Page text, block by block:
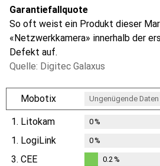
Garantiefallquote
So oft weist ein Produkt dieser
«Netzwerkkamera» innerhalb der
Defekt auf.
Quelle: Digitec Galaxus
Mobotix Ungenügende Daten
1. Litokam 0%
1. LogiLink 0%
3. CEE 0.2 %